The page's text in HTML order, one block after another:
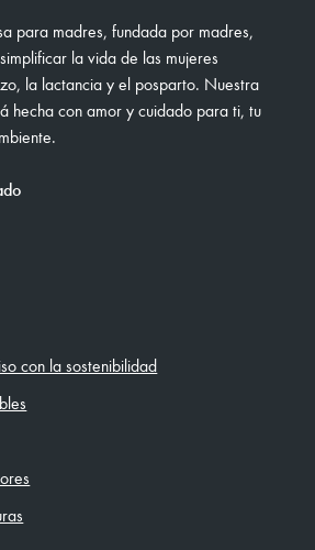
para madres, fundada por madres,
la vida de las mujeres
la lactancia y el posparto. Nuestra
hecha con amor y cuidado para ti, tu
con la sostenibilidad